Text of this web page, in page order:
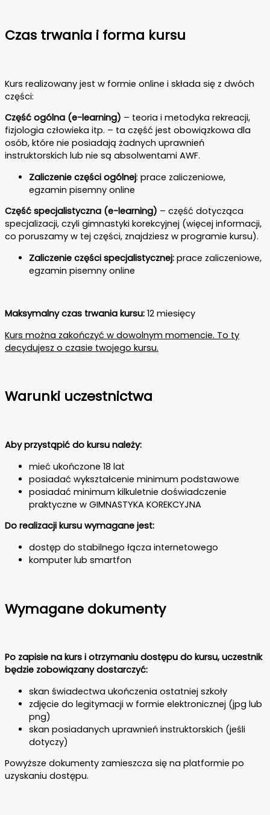
Czas trwania i forma kursu
Kurs realizowany jest w formie online i składa się z dwóch
części:
Część ogólna (e-learning) – teoria i metodyka rekreacji,
fizjologia człowieka itp. – ta część jest obowiązkowa dla
osób, które nie posiadają żadnych uprawnień
instruktorskich lub nie są absolwentami AWF.
Zaliczenie części ogólnej: prace zaliczeniowe,
egzamin pisemny online
Część specjalistyczna (e-learning) – część dotycząca
specjalizacji, czyli gimnastyki korekcyjnej (więcej informacji,
co poruszamy w tej części, znajdziesz w programie kursu).
Zaliczenie części specjalistycznej: prace zaliczeniowe,
egzamin pisemny online
Maksymalny czas trwania kursu: 12 miesięcy
Kurs można zakończyć w dowolnym momencie. To ty
decydujesz o czasie twojego kursu.
Warunki uczestnictwa
Aby przystąpić do kursu należy:
mieć ukończone 18 lat
posiadać wykształcenie minimum podstawowe
posiadać minimum kilkuletnie doświadczenie
praktyczne w GIMNASTYKA KOREKCYJNA
Do realizacji kursu wymagane jest:
dostęp do stabilnego łącza internetowego
komputer lub smartfon
Wymagane dokumenty
Po zapisie na kurs i otrzymaniu dostępu do kursu, uczestnik
będzie zobowiązany dostarczyć:
skan świadectwa ukończenia ostatniej szkoły
zdjęcie do legitymacji w formie elektronicznej (jpg lub
png)
skan posiadanych uprawnień instruktorskich (jeśli
dotyczy)
Powyższe dokumenty zamieszcza się na platformie po
uzyskaniu dostępu.